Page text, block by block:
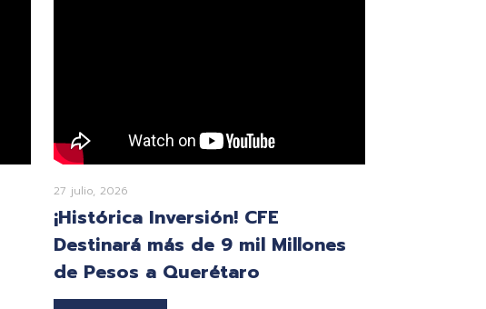
27 julio, 2026
¡Histórica Inversión! CFE
Destinará más de 9 mil Millones
de Pesos a Querétaro